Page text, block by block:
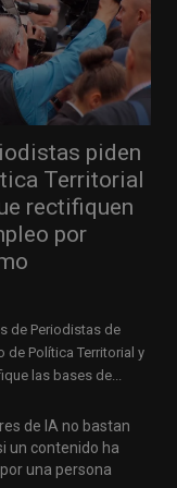
piden
Territorial
rectifiquen
por
de Periodistas de
de Política Territorial y
las bases de...
de IA no bastan
un contenido ha
una persona